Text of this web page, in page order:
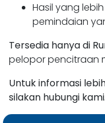
Hasil yang
pemindaian
Tersedia hanya di
pelopor pencitraan
Untuk informasi
silakan hubungi kami.